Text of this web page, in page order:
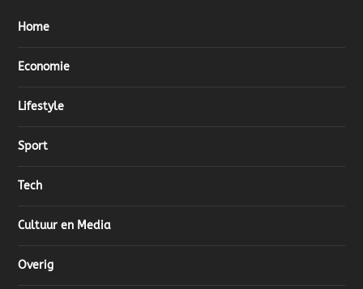
Home
Economie
Lifestyle
Sport
Tech
Cultuur en Media
Overig